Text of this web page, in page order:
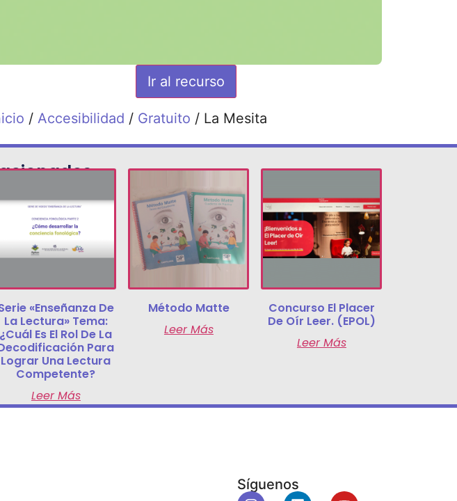
Ir al recurso
/ Accesibilidad / Gratuito / La Mesita
«Enseñanza De
La Lectura» Tema:
¿Cuál Es El Rol De La
Para
Lograr Una Lectura
Competente?
Leer Más
Método Matte
Leer Más
Concurso El Placer
De Oír Leer. (EPOL)
Leer Más
Síguenos